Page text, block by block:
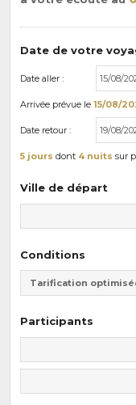
Date de votre
Date aller :
Arrivée prévue le 15/08/
Date retour :
5 jours dont 4 nuits sur
Ville de départ
Conditions
Tarification
Participants